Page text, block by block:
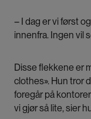
– I dag er vi først
innenfra. Ingen vil
Disse flekkene er
clothes». Hun tror
foregår på
vi gjør så lite, sier